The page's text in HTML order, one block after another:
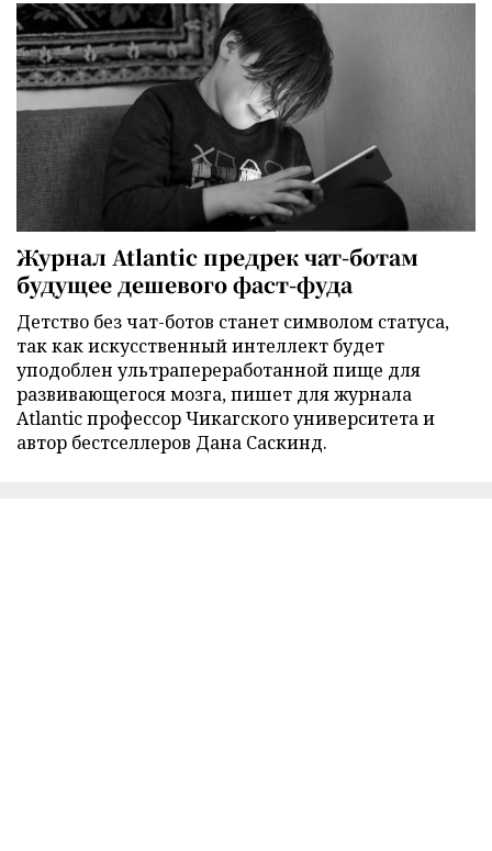
Журнал Atlantic предрек чат-ботам
будущее дешевого фаст-фуда
Детство без чат-ботов станет символом статуса,
так как искусственный интеллект будет
уподоблен ультрапереработанной пище для
развивающегося мозга, пишет для журнала
Atlantic профессор Чикагского университета и
автор бестселлеров Дана Саскинд.